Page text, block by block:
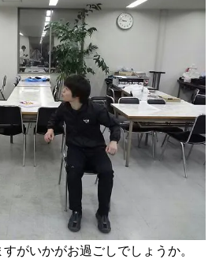
がいかがお過ごしでしょうか。